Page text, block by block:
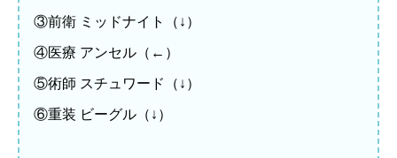
③前衛 ミッドナイト（↓）
④医療 アンセル（←）
⑤術師 スチュワード（↓）
⑥重装 ビーグル（↓）